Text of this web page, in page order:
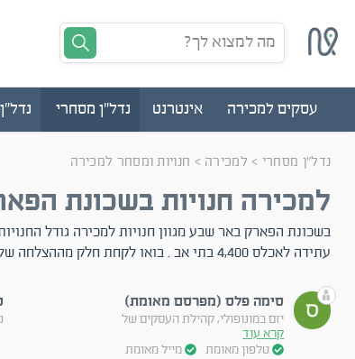
מה למצוא לך?
עסקים למכירה אינטרנט נדל"ן מסחרי
נדל"ן מסחרי > למכירה > חנויות ומסחר למכירה
למכירה חנויות בשכונת
עתידה לאכלס 4,400 בתי אב . בואו לקחת חלק מההצלחה של השכונה
סימה פלס (מפרסם מאומת)
יזם במונופולי, קהילת העסקים של
קרא עוד
טלפון מאומת
מייל מאומת